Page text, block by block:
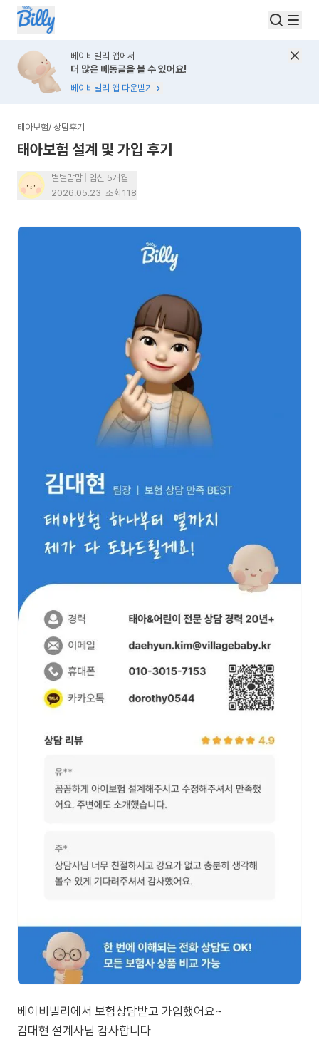
베이비빌리 앱에서
더 많은 베동글을 볼 수 있어요!
베이비빌리 앱 다운받기
태아보험/ 상담후기
태아보험 설계 및 가입 후기
별별맘맘
임신 5개월
2026.05.23 조회 118
베이비빌리에서 보험상담받고 가입했어요~
김대현 설계사님 감사합니다